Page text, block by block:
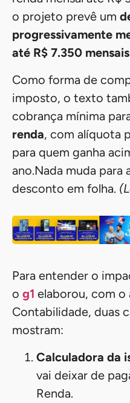
o projeto prevê um
progressivamente
até R$ 7.350
Como forma de
imposto, o texto
cobrança mínima
renda, com alíquota
para quem ganha
ano.Nada muda para
desconto em folha.
Para entender o
o g1 elaborou, com
Contabilidade, duas
mostram:
Calculadora da
vai deixar de
Renda.